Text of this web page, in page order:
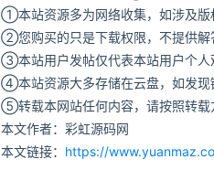
①本站资源多为网络收集，如涉及版
②您购买的只是下载权限，不提供解
③本站用户发帖仅代表本站用户个人
④本站资源大多存储在云盘，如发现
⑤转载本网站任何内容，请按照转载
本文作者：彩虹源码网
本文链接： https://